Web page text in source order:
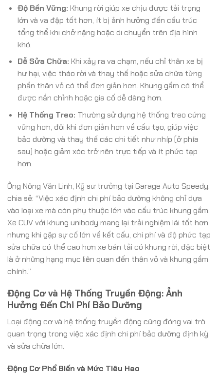
Độ Bền Vững: Khung rời giúp xe chịu được tải trọng
lớn và va đập tốt hơn, ít bị ảnh hưởng đến cấu trúc
tổng thể khi chở nặng hoặc di chuyển trên địa hình
khó.
Dễ Sửa Chữa: Khi xảy ra va chạm, nếu chỉ thân xe bị
hư hại, việc tháo rời và thay thế hoặc sửa chữa từng
phần thân vỏ có thể đơn giản hơn. Khung gầm có thể
được nắn chỉnh hoặc gia cố dễ dàng hơn.
Hệ Thống Treo: Thường sử dụng hệ thống treo cứng
vững hơn, đôi khi đơn giản hơn về cấu tạo, giúp việc
bảo dưỡng và thay thế các chi tiết như nhíp (ở phía
sau) hoặc giảm xóc trở nên trực tiếp và ít phức tạp
hơn.
Ông Nông Văn Linh, Kỹ sư trưởng tại Garage Auto Speedy,
chia sẻ: “Việc xác định chi phí bảo dưỡng không chỉ dựa
vào loại xe mà còn phụ thuộc lớn vào cấu trúc khung gầm.
Xe CUV với khung unibody mang lại trải nghiệm lái tốt hơn,
nhưng khi gặp sự cố lớn về kết cấu, chi phí và độ phức tạp
sửa chữa có thể cao hơn xe bán tải có khung rời, đặc biệt
là ở những hạng mục liên quan đến thân vỏ và khung gầm
chính.”
Động Cơ và Hệ Thống Truyền Động: Ảnh
Hưởng Đến Chi Phí Bảo Dưỡng
Loại động cơ và hệ thống truyền động cũng đóng vai trò
quan trọng trong việc xác định chi phí bảo dưỡng định kỳ
và sửa chữa lớn.
Động Cơ Phổ Biến và Mức Tiêu Hao